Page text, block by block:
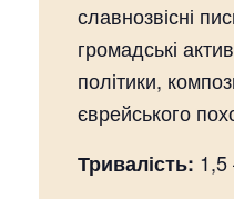
славнозвісні
громадські
політики,
єврейського
Тривалість: 1,5